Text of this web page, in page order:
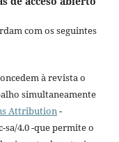
com os seguintes
à revista o
simultaneamente
Attribution-
4.0 -que permite o